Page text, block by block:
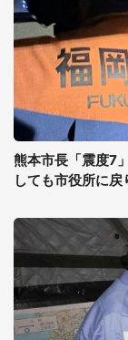
熊本市長「震度7
しても市役所に